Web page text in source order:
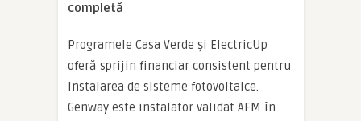
completă
Programele Casa Verde și ElectricUp
oferă sprijin financiar consistent pentru
instalarea de sisteme fotovoltaice.
Genway este instalator validat AFM în